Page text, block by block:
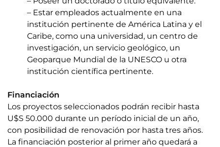
– Estar empleados actualmente en una
institución pertinente de América Latina y el
Caribe, como una universidad, un centro de
investigación, un servicio geológico, un
Geoparque Mundial de la UNESCO u otra
institución científica pertinente.
Financiación
Los proyectos seleccionados podrán recibir hasta
U$S 50.000 durante un período inicial de un año,
con posibilidad de renovación por hasta tres años.
La financiación posterior al primer año quedará a